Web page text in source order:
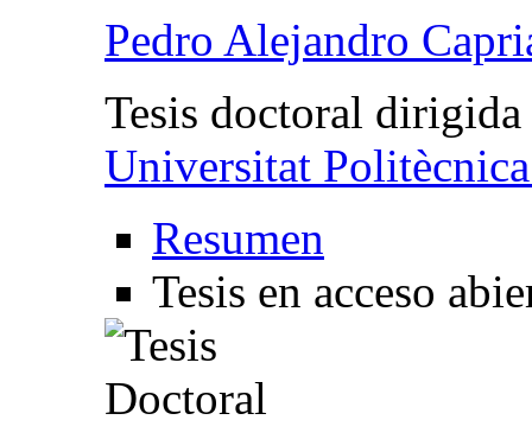
Pedro Alejandro
Tesis doctoral
Universitat
Resumen
Tesis en acceso